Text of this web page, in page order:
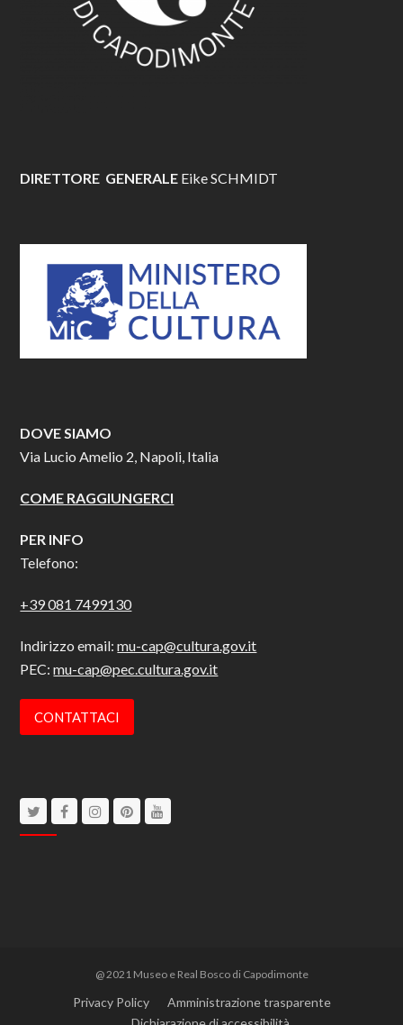
DIRETTORE GENERALE Eike SCHMIDT
DOVE SIAMO
Via Lucio Amelio 2, Napoli, Italia
COME RAGGIUNGERCI
PER INFO
Telefono:
+39 081 7499130
Indirizzo email:mu-cap@cultura.gov.it
PEC:mu-cap@pec.cultura.gov.it
CONTATTACI
TwitterFacebookInstagram
Pinterest
@ 2021 Museo e Real Bosco di Capodimonte
Privacy Policy
Amministrazione trasparente